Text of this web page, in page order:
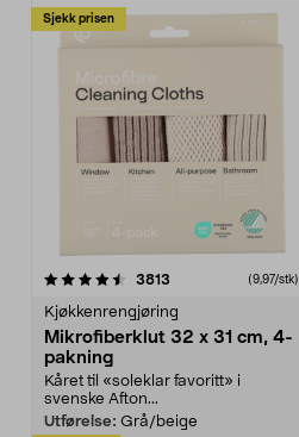
Sjekk prisen
3813 anmeldelser(9,97/stk)
Kjøkkenrengjøring
Mikrofiberklut 32 x 31 cm, 4-
pakning
Kåret til «soleklar favoritt» i
svenske Afton...
Utførelse: Grå/beige
4.5av 5 stjerner